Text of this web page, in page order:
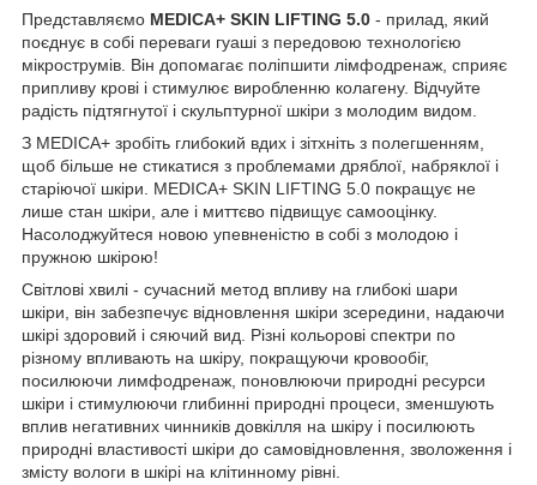
Представляємо MEDICA+ SKIN LIFTING 5.0 - прилад, який
поєднує в собі переваги гуаші з передовою технологією
мікрострумів. Він допомагає поліпшити лімфодренаж, сприяє
припливу крові і стимулює виробленню колагену. Відчуйте
радість підтягнутої і скульптурної шкіри з молодим видом.
З MEDICA+ зробіть глибокий вдих і зітхніть з полегшенням,
щоб більше не стикатися з проблемами дряблої, набряклої і
старіючої шкіри. MEDICA+ SKIN LIFTING 5.0 покращує не
лише стан шкіри, але і миттєво підвищує самооцінку.
Насолоджуйтеся новою упевненістю в собі з молодою і
пружною шкірою!
Світлові хвилі - сучасний метод впливу на глибокі шари
шкіри, він забезпечує відновлення шкіри зсередини, надаючи
шкірі здоровий і сяючий вид. Різні кольорові спектри по
різному впливають на шкіру, покращуючи кровообіг,
посилюючи лимфодренаж, поновлюючи природні ресурси
шкіри і стимулюючи глибинні природні процеси, зменшують
вплив негативних чинників довкілля на шкіру і посилюють
природні властивості шкіри до самовідновлення, зволоження і
змісту вологи в шкірі на клітинному рівні.